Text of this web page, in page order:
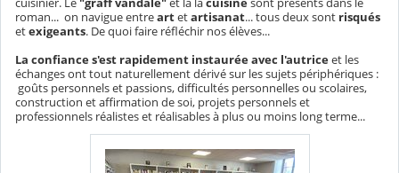
roman... on navigue entreartetartisanat... tous deux sont risqués
etexigeants. De quoi faire réfléchir nos élèves...
La confiance s'est rapidement instaurée avec l'autriceet les
échanges ont tout naturellement dérivé sur les sujets périphériques :
goûts personnels et passions, difficultés personnelles ou scolaires,
construction et affirmation de soi, projets personnels et
professionnels réalistes et réalisables à plus ou moins long terme...